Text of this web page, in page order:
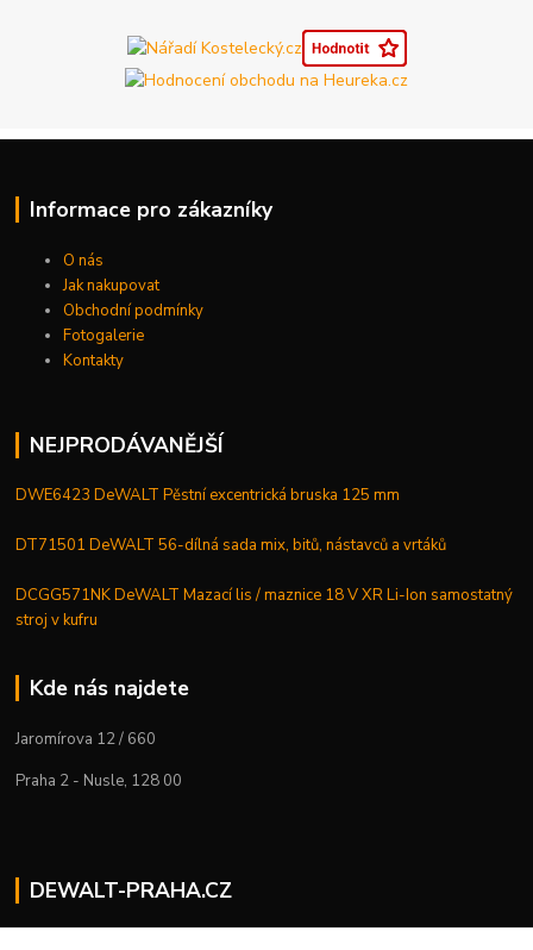
Informace pro zákazníky
O nás
Jak nakupovat
Obchodní podmínky
Fotogalerie
Kontakty
NEJPRODÁVANĚJŠÍ
DWE6423 DeWALT Pěstní excentrická bruska 125 mm
DT71501 DeWALT 56-dílná sada mix, bitů, nástavců a vrtáků
DCGG571NK DeWALT Mazací lis / maznice 18 V XR Li-Ion samostatný
stroj v kufru
Kde nás najdete
Jaromírova 12 / 660
Praha 2 - Nusle, 128 00
DEWALT-PRAHA.CZ